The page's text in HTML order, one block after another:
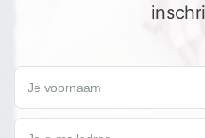
Schrijf je in en ontvang
Je voornaam
Je e-mailadres